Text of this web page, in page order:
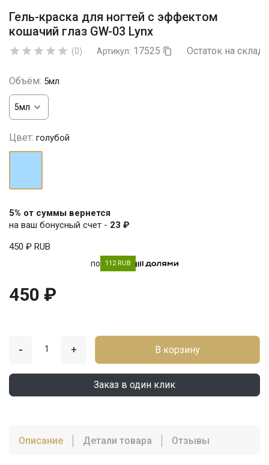
Гель-краска для ногтей с эффектом
кошачий глаз GW-03 Lynx
     (0) Артикул: 17525  Остаток на
Объём: 5мл
Цвет: голубой
5% от суммы вернется
на ваш бонусный счет - 23 ₽
450 ₽ RUB
по 112 RUB
450 ₽
- + В корзину
Заказ в один клик
Описание Детали товара Отзывы